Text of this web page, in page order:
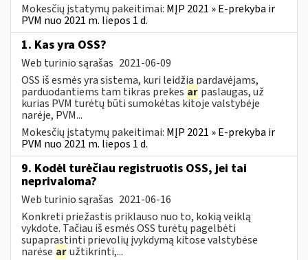
Mokesčių įstatymų pakeitimai: MĮP 2021 » E-prekyba ir
PVM nuo 2021 m. liepos 1 d.
1. Kas yra OSS?
Web turinio sąrašas 2021-06-09
OSS iš esmės yra sistema, kuri leidžia pardavėjams,
parduodantiems tam tikras prekes ar paslaugas, už
kurias PVM turėtų būti sumokėtas kitoje valstybėje
narėje, PVM...
Mokesčių įstatymų pakeitimai: MĮP 2021 » E-prekyba ir
PVM nuo 2021 m. liepos 1 d.
9. Kodėl turėčiau registruotis OSS, jei tai
neprivaloma?
Web turinio sąrašas 2021-06-16
Konkreti priežastis priklauso nuo to, kokią veiklą
vykdote. Tačiau iš esmės OSS turėtų pagelbėti
supaprastinti prievolių įvykdymą kitose valstybėse
narėse aružtikrinti,...